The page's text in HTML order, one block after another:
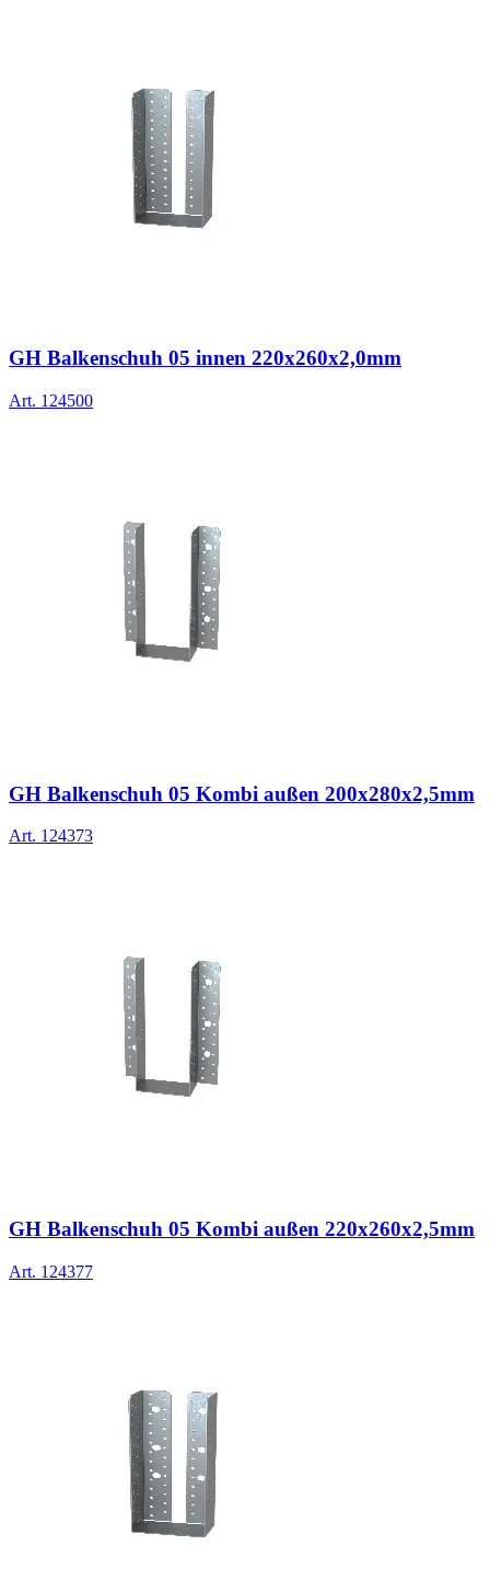
GH Balkenschuh 05 innen 220x260x2,0mm
Art. 124500
GH Balkenschuh 05 Kombi außen 200x280x2,5mm
Art. 124373
GH Balkenschuh 05 Kombi außen 220x260x2,5mm
Art. 124377